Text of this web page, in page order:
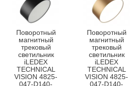
Поворотный
магнитный
трековый
светильник
iLEDEX
TECHNICAL
VISION 4825-
047-D140-
Поворотный
магнитный
трековый
светильник
iLEDEX
TECHNICAL
VISION 4825-
047-D140-